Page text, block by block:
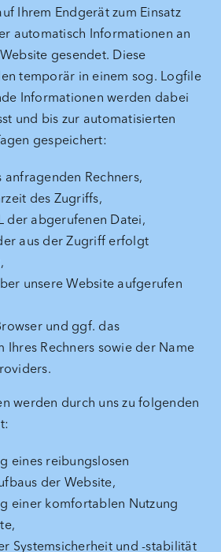
Ihrem Endgerät zum Einsatz
automatisch Informationen an
gesendet. Diese
temporär in einem sog. Logfile
Informationen werden dabei
und bis zur automatisierten
gespeichert:
anfragenden Rechners,
des Zugriffs,
der abgerufenen Datei,
aus der Zugriff erfolgt
unsere Website aufgerufen
und ggf. das
Ihres Rechners sowie der Name
werden durch uns zu folgenden
eines reibungslosen
der Website,
einer komfortablen Nutzung
Systemsicherheit und -stabilität